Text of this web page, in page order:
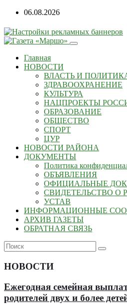
06.08.2026
Главная
НОВОСТИ
ВЛАСТЬ И
ЗДРАВООХРАНЕНИЕ
КУЛЬТУРА
НАЦПРОЕКТЫ
ОБРАЗОВАНИЕ
ОБЩЕСТВО
СПОРТ
ЦУР
НОВОСТИ РАЙОНА
ДОКУМЕНТЫ
Политика
ОБЪЯВЛЕНИЯ
ОФИЦИАЛЬНЫЕ
СВИДЕТЕЛЬСТВО О
УСТАВ
ИНФОРМАЦИОННЫЕ
АРХИВ ГАЗЕТЫ
ОБРАТНАЯ СВЯЗЬ
НОВОСТИ
Ежегодная семейная
родителей двух и более